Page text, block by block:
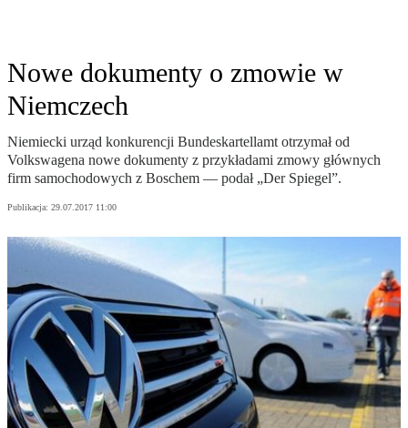
Nowe dokumenty o zmowie w
Niemczech
Niemiecki urząd konkurencji Bundeskartellamt otrzymał od
Volkswagena nowe dokumenty z przykładami zmowy głównych
firm samochodowych z Boschem — podał „Der Spiegel”.
Publikacja: 29.07.2017 11:00